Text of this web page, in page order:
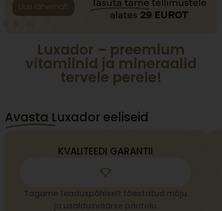
Uuri lähemalt
Luxador – preemium
vitamiinid ja mineraalid
tervele perele!
Avasta Luxador eeliseid
KVALITEEDI GARANTII
Tagame teaduspõhiselt tõestatud mõju
ja usaldusväärse päritolu